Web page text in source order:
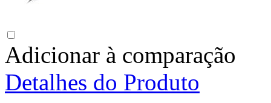
Adicionar à comparação
Detalhes do Produto